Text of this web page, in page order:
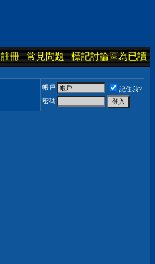
註冊 常見問題 標記討論區為已讀
帳戶
記住我?
密碼